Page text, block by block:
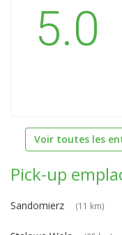
5.0
Voir toutes les
Pick-up
Sandomierz (11 km)